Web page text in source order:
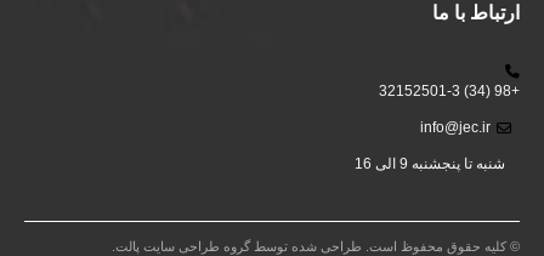
ارتباط با ما
+98 (34) 32152501-3
info@jec.ir
شنبه تا پنجشنبه 9 الی 16
© کلیه حقوق محفوظ است. طراحی شده توسط گروه طراحی سایت پالت.